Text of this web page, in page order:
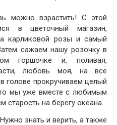
можно взрастить! С этой
в цветочный магазин,
карликовой розы и самый
сажаем нашу розочку в
горшочке и, поливая,
любовь моя, на все
голове прокручиваем целый
мы уже вместе с любимым
старость на берегу океана.
знать и верить, а также